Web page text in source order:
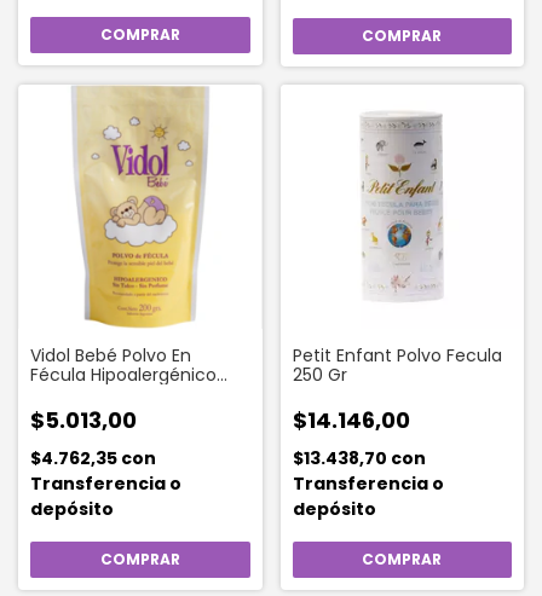
Vidol Bebé Polvo En
Fécula Hipoalergénico
$5.013,00
$4.762,35 con
Transferencia o
depósito
Petit Enfant Polvo Fecula
250 Gr
$14.146,00
$13.438,70 con
Transferencia o
depósito